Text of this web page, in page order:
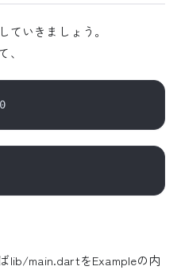
いきましょう。
lib/main.dartをExampleの内